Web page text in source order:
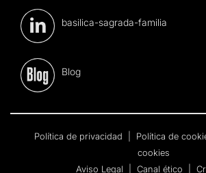
basilica-sagrada-familia
Blog
Política de privacidad Política de
cookies
Aviso Legal
Canal ético